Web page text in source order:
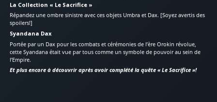
La Collection « Le Sacrifice »
Répandez une ombre sinistre avec ces objets Umbra et Dax. [Soyez avertis des
spoilers!]
Syandana Dax
Portée par un Dax pour les combats et cérémonies de l’ère Orokin révolue,
cette Syandana était vue par tous comme un symbole de pouvoir au sein de
l’Empire.
Et plus encore à découvrir après avoir complété la quête « Le Sacrifice »!